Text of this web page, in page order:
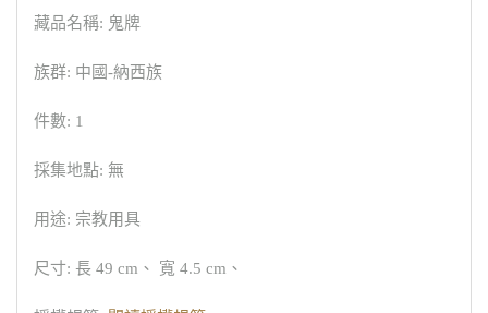
藏品名稱: 鬼牌
族群: 中國-納西族
件數: 1
採集地點: 無
用途: 宗教用具
尺寸: 長 49 cm、 寬 4.5 cm、